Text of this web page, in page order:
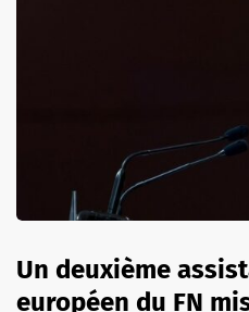
Un deuxième
européen du FN